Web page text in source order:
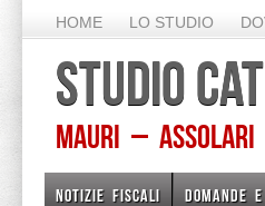
HOME LO STUDIO
STUDIO
Mauri – Assolari –
NOTIZIE FISCALI DOMANDE